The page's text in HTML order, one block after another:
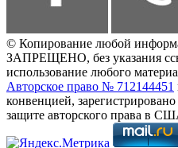
© Копирование любой
ЗАПРЕЩЕНО, без указания
использование любого
Авторское право № 712144451
конвенцией,
защите авторского права в